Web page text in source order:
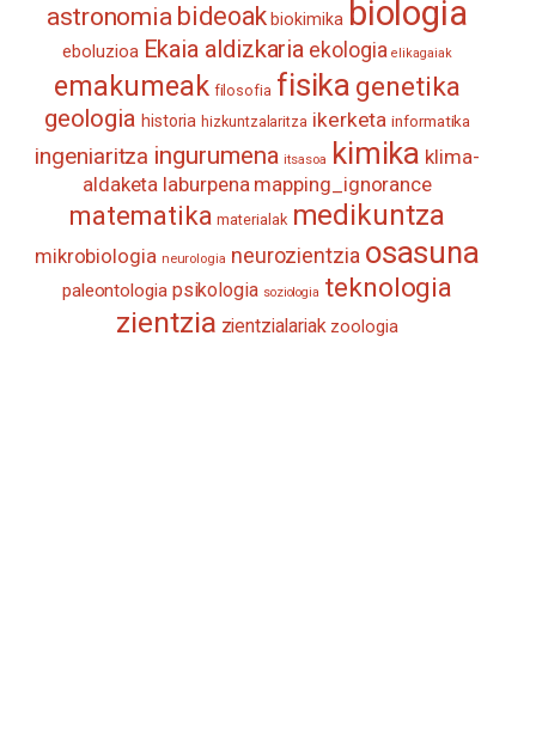
astronomia bideoak biokimika biologia
eboluzioa Ekaia aldizkaria ekologia elikagaiak
emakumeak filosofia fisika genetika
geologia historia hizkuntzalaritza ikerketa informatika
ingeniaritza ingurumena itsasoa kimika klima-
aldaketa laburpena mapping_ignorance
matematika materialak medikuntza
mikrobiologia neurologia neurozientzia osasuna
paleontologia psikologia soziologia teknologia
zientzia zientzialariak zoologia